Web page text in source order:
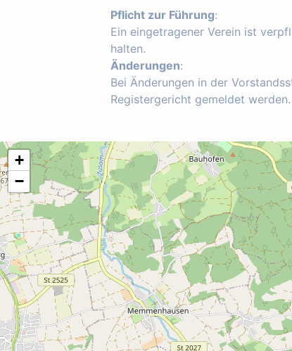
Pflicht zur Führung:
Ein eingetragener Verein ist
halten.
Änderungen:
Bei Änderungen in der
Registergericht gemeldet werden.
+
−